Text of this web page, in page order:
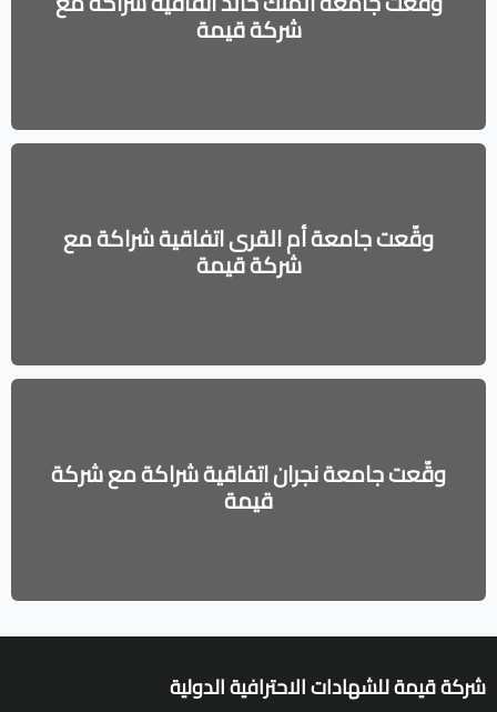
شركة قيمة
وقّعت جامعة أم القرى اتفاقية شراكة مع
شركة قيمة
وقّعت جامعة نجران اتفاقية شراكة مع شركة
قيمة
شركة قيمة للشهادات الاحترافية الدولية